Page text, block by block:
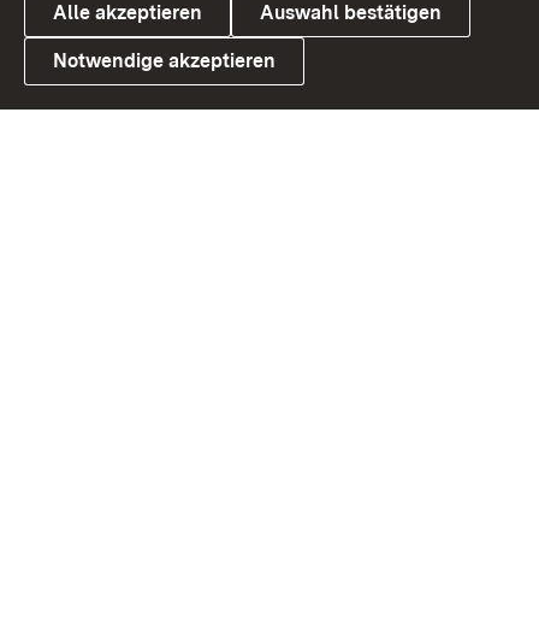
Link zum Landesportal
Alle akzeptieren Auswahl bestätigen
Notwendige akzeptieren